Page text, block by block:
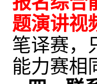
题演讲视
笔译赛，
能力赛相